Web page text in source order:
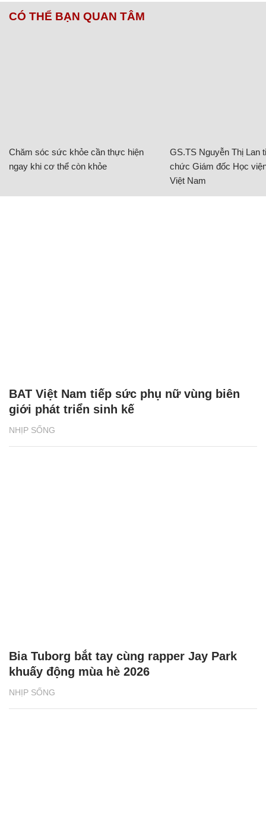
CÓ THỂ BẠN QUAN TÂM
Chăm sóc sức khỏe cần thực hiện
ngay khi cơ thể còn khỏe
GS.TS Nguyễn Thị Lan
chức Giám đốc Học
Việt Nam
NHỊP SỐNG
BAT Việt Nam tiếp sức phụ nữ vùng biên
giới phát triển sinh kế
NHỊP SỐNG
Bia Tuborg bắt tay cùng rapper Jay Park
khuấy động mùa hè 2026